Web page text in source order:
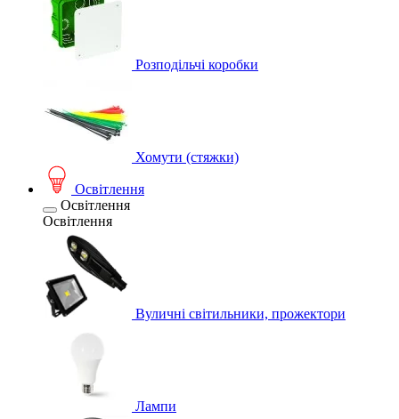
Розподільчі коробки
Хомути (стяжки)
Освітлення
Освітлення
Освітлення
Вуличні світильники, прожектори
Лампи